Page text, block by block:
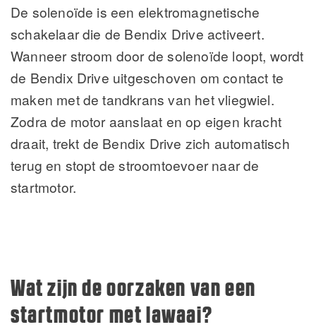
De solenoïde is een elektromagnetische
schakelaar die de Bendix Drive activeert.
Wanneer stroom door de solenoïde loopt, wordt
de Bendix Drive uitgeschoven om contact te
maken met de tandkrans van het vliegwiel.
Zodra de motor aanslaat en op eigen kracht
draait, trekt de Bendix Drive zich automatisch
terug en stopt de stroomtoevoer naar de
startmotor.
Wat zijn de oorzaken van een
startmotor met lawaai?